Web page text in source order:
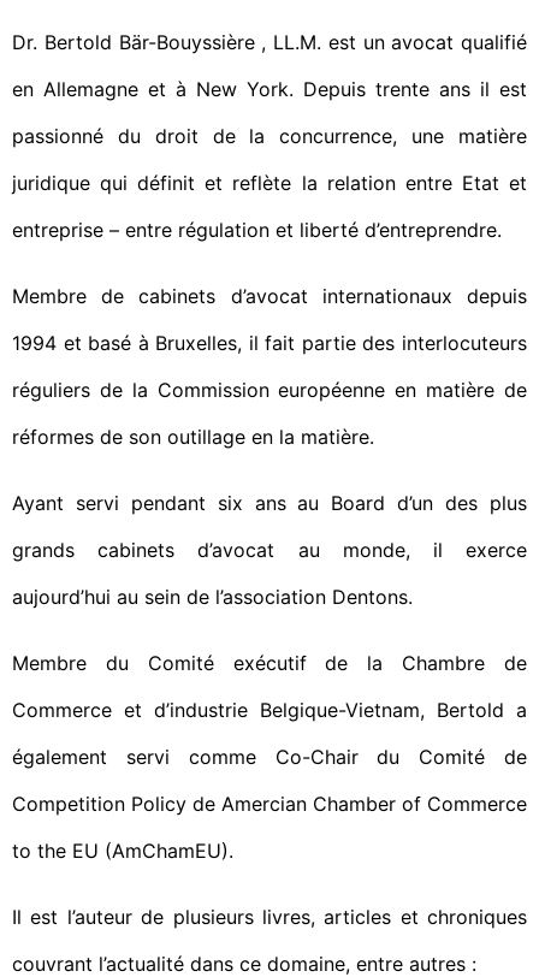
Dr. Bertold Bär-Bouyssière , LL.M. est un avocat qualifié
en Allemagne et à New York. Depuis trente ans il est
passionné du droit de la concurrence, une matière
juridique qui définit et reflète la relation entre Etat et
entreprise – entre régulation et liberté d’entreprendre.
Membre de cabinets d’avocat internationaux depuis
1994 et basé à Bruxelles, il fait partie des interlocuteurs
réguliers de la Commission européenne en matière de
réformes de son outillage en la matière.
Ayant servi pendant six ans au Board d’un des plus
grands cabinets d’avocat au monde, il exerce
aujourd’hui au sein de l’association Dentons.
Membre du Comité exécutif de la Chambre de
Commerce et d’industrie Belgique-Vietnam, Bertold a
également servi comme Co-Chair du Comité de
Competition Policy de Amercian Chamber of Commerce
to the EU (AmChamEU).
Il est l’auteur de plusieurs livres, articles et chroniques
couvrant l’actualité dans ce domaine, entre autres :